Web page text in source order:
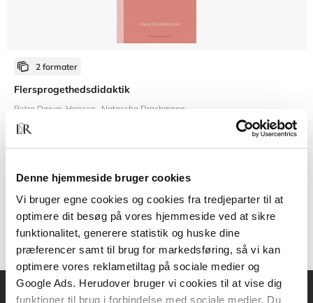
Denne hjemmeside bruger cookies
Vi bruger egne cookies og cookies fra tredjeparter til at
optimere dit besøg på vores hjemmeside ved at sikre
funktionalitet, generere statistik og huske dine
præferencer samt til brug for markedsføring, så vi kan
optimere vores reklametiltag på sociale medier og
Google Ads. Herudover bruger vi cookies til at vise dig
funktioner til brug i forbindelse med sociale medier. Du
2 formater
Flersprogethedsdidaktik
Petra Daryai-Hansen Natascha Drachmann
239,95 KR.